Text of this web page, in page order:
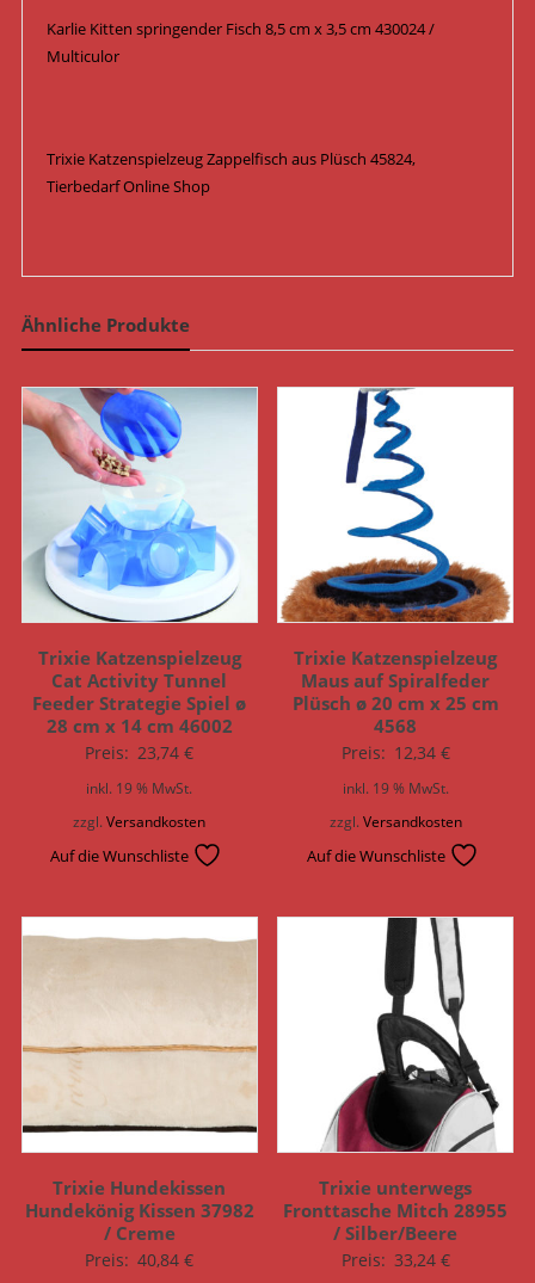
Karlie Kitten springender Fisch 8,5 cm x 3,5 cm 430024 /
Multiculor
Trixie Katzenspielzeug Zappelfisch aus Plüsch 45824,
Tierbedarf Online Shop
Ähnliche Produkte
Trixie Katzenspielzeug
Cat Activity Tunnel
Feeder Strategie Spiel ø
28 cm x 14 cm 46002
Preis: 23,74€
inkl. 19 % MwSt.
zzgl.Versandkosten
Auf die Wunschliste
Trixie Katzenspielzeug
Maus auf Spiralfeder
Plüsch ø 20 cm x 25 cm
4568
Preis: 12,34 €
inkl. 19 % MwSt.
zzgl. Versandkosten
Auf die Wunschliste
Trixie Hundekissen
Hundekönig Kissen 37982
/ Creme
Preis: 40,84€
Trixie unterwegs
Fronttasche Mitch 28955
/ Silber/Beere
Preis: 33,24 €